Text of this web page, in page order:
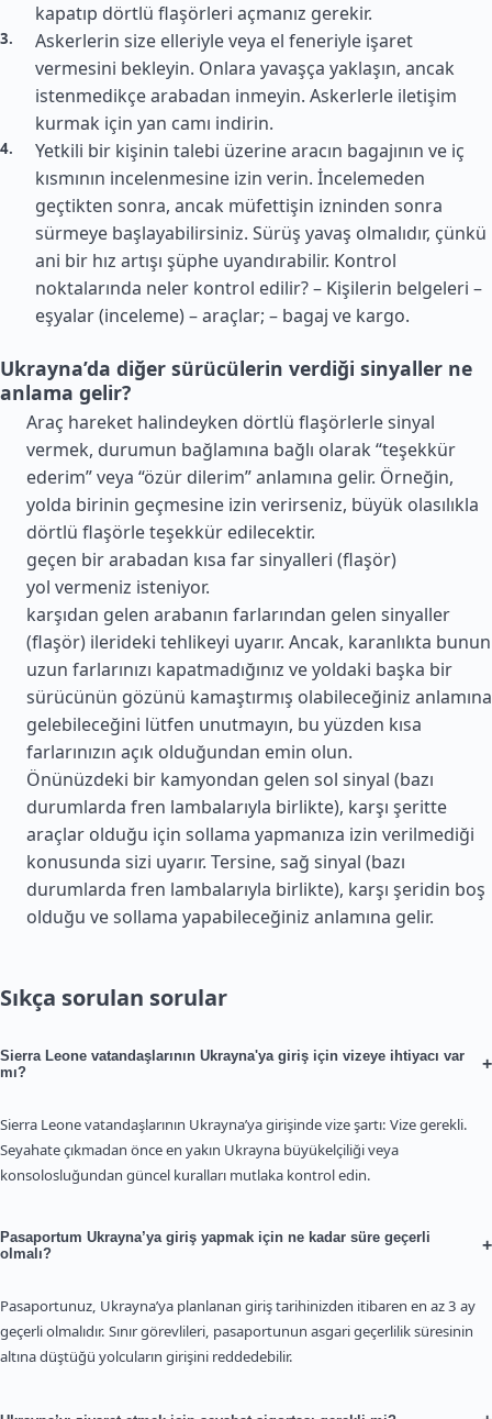
kapatıp dörtlü flaşörleri açmanız gerekir.
Askerlerin size elleriyle veya el feneriyle işaret
vermesini bekleyin. Onlara yavaşça yaklaşın, ancak
istenmedikçe arabadan inmeyin. Askerlerle iletişim
kurmak için yan camı indirin.
Yetkili bir kişinin talebi üzerine aracın bagajının ve iç
kısmının incelenmesine izin verin. İncelemeden
geçtikten sonra, ancak müfettişin izninden sonra
sürmeye başlayabilirsiniz. Sürüş yavaş olmalıdır, çünkü
ani bir hız artışı şüphe uyandırabilir. Kontrol
noktalarında neler kontrol edilir? – Kişilerin belgeleri –
eşyalar (inceleme) – araçlar; – bagaj ve kargo.
Ukrayna’da diğer sürücülerin verdiği sinyaller ne
anlama gelir?
Araç hareket halindeyken dörtlü flaşörlerle sinyal
vermek, durumun bağlamına bağlı olarak “teşekkür
ederim” veya “özür dilerim” anlamına gelir. Örneğin,
yolda birinin geçmesine izin verirseniz, büyük olasılıkla
dörtlü flaşörle teşekkür edilecektir.
geçen bir arabadan kısa far sinyalleri (flaşör)
yol vermeniz isteniyor.
karşıdan gelen arabanın farlarından gelen sinyaller
(flaşör) ilerideki tehlikeyi uyarır. Ancak, karanlıkta bunun
uzun farlarınızı kapatmadığınız ve yoldaki başka bir
sürücünün gözünü kamaştırmış olabileceğiniz anlamına
gelebileceğini lütfen unutmayın, bu yüzden kısa
farlarınızın açık olduğundan emin olun.
Önünüzdeki bir kamyondan gelen sol sinyal (bazı
durumlarda fren lambalarıyla birlikte), karşı şeritte
araçlar olduğu için sollama yapmanıza izin verilmediği
konusunda sizi uyarır. Tersine, sağ sinyal (bazı
durumlarda fren lambalarıyla birlikte), karşı şeridin boş
olduğu ve sollama yapabileceğiniz anlamına gelir.
Sıkça sorulan sorular
Sierra Leone vatandaşlarının Ukrayna'ya giriş için vizeye ihtiyacı var
mı?
+
Sierra Leone vatandaşlarının Ukrayna’ya girişinde vize şartı: Vize gerekli.
Seyahate çıkmadan önce en yakın Ukrayna büyükelçiliği veya
konsolosluğundan güncel kuralları mutlaka kontrol edin.
Pasaportum Ukrayna’ya giriş yapmak için ne kadar süre geçerli
olmalı?
+
Pasaportunuz, Ukrayna’ya planlanan giriş tarihinizden itibaren en az 3 ay
geçerli olmalıdır. Sınır görevlileri, pasaportunun asgari geçerlilik süresinin
altına düştüğü yolcuların girişini reddedebilir.